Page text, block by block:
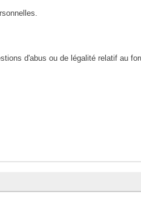
d'abus ou de légalité relatif au